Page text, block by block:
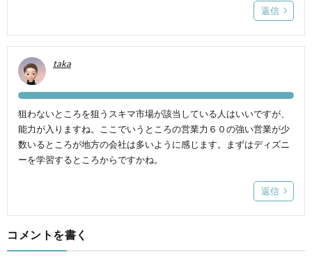
返信
taka
狙わないところを狙うスキマ市場が該当している人はいいですが、
能力が入りますね。ここでいうところの営業力６０の強い営業が少
数いるところが地方の会社は多いように感じます。まずはディズニ
ーを学習するところからですかね。
返信
コメントを書く